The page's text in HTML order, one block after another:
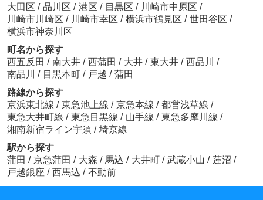
大田区 / 品川区 / 港区 / 目黒区 / 川崎市中原区 /
川崎市川崎区 / 川崎市幸区 / 横浜市鶴見区 / 世田谷区 /
横浜市神奈川区
町名から探す
西五反田 / 南大井 / 西蒲田 / 大井 / 東大井 / 西品川 /
南品川 / 目黒本町 / 戸越 / 蒲田
路線から探す
京浜東北線 / 東急池上線 / 京急本線 / 都営浅草線 /
東急大井町線 / 東急目黒線 / 山手線 / 東急多摩川線 /
湘南新宿ライン宇須 / 埼京線
駅から探す
蒲田 / 京急蒲田 / 大森 / 馬込 / 大井町 / 武蔵小山 / 蓮沼 /
戸越銀座 / 西馬込 / 不動前